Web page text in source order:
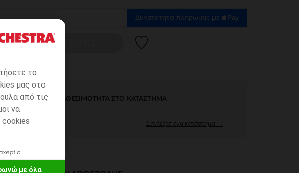
το
μας στο
από τις
να
cookies
με όλα
Δυνατότητα πληρωμής με
ΕΠΙΛΟΓΗ ΜΕΓΕΘΟΥΣ
ΆΜΕΣΗ ΔΙΑΘΕΣΙΜΌΤΗΤΑ ΣΤΟ ΚΑΤΆΣΤΗΜΑ
Επιλέξτε ένα κατάστημα →